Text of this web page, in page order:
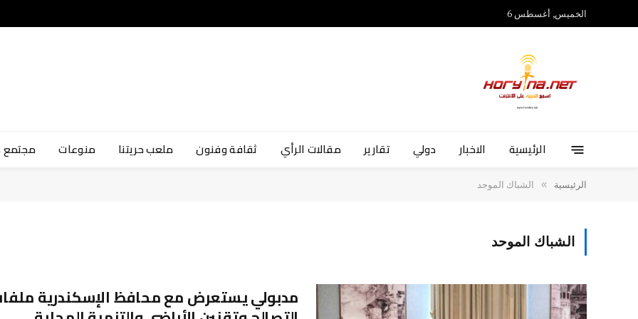
الخميس, أغسطس 6
الرئيسية الاخبار دولي تقارير مقالات الرأي ثقافة وفنون ملعب حريتنا منوعات
الرئيسية » الشباك الموحد
الشباك الموحد
مدبولي يستعرض مع محافظ الإسكندرية